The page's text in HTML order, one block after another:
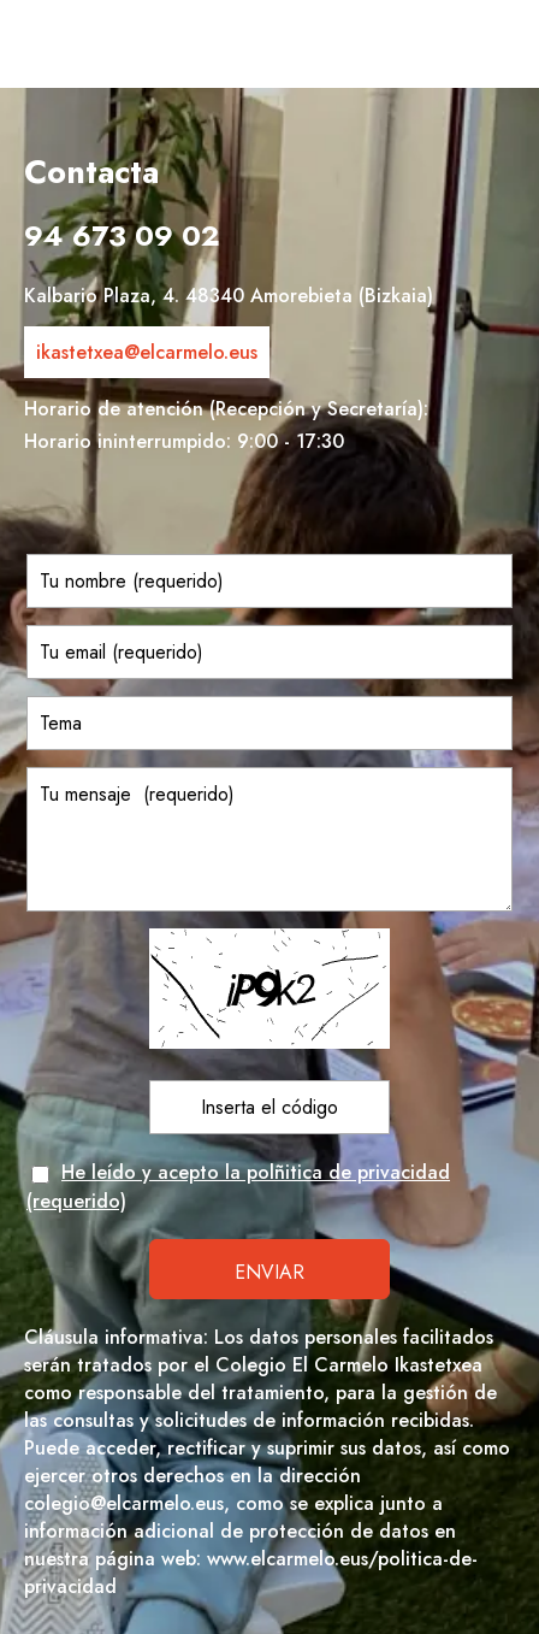
Contacta
94 673 09 02
Kalbario Plaza, 4. 48340 Amorebieta (Bizkaia)
ikastetxea@elcarmelo.eus
Horario de atención (Recepción y Secretaría):
Horario ininterrumpido: 9:00 - 17:30
He leído y acepto la polñitica de privacidad
(requerido)
Cláusula informativa: Los datos personales facilitados
serán tratados por el Colegio El Carmelo Ikastetxea
como responsable del tratamiento, para la gestión de
las consultas y solicitudes de información recibidas.
Puede acceder, rectificar y suprimir sus datos, así como
ejercer otros derechos en la dirección
colegio@elcarmelo.eus, como se explica junto a
información adicional de protección de datos en
nuestra página web: www.elcarmelo.eus/politica-de-
privacidad